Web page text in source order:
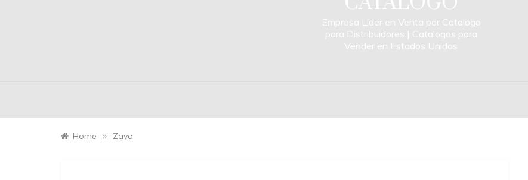
Empresa Lider en Venta por Catalogo
para Distribuidores | Catalogos para
Vender en Estados Unidos
Home » Zava